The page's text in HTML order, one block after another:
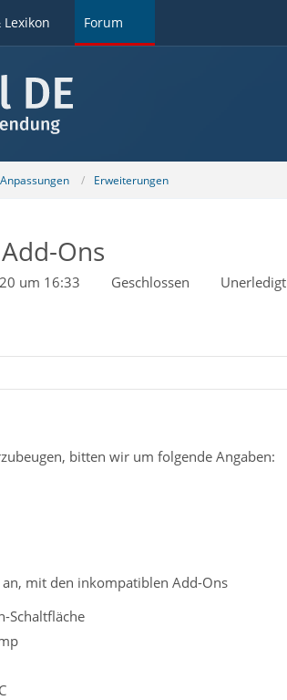
Forum
Erweiterungen
Ons
um 16:33 Geschlossen Unerledigt
bitten wir um folgende Angaben:
mit den inkompatiblen Add-Ons
Schaltfläche